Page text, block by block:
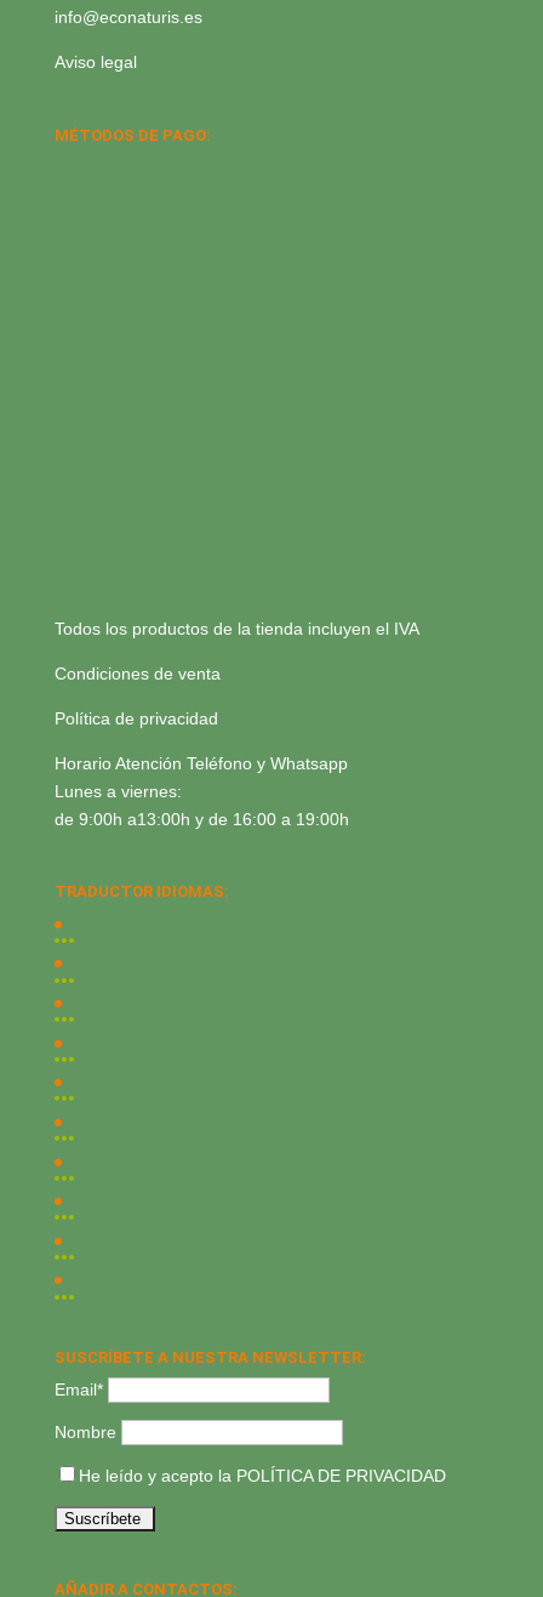
info@econaturis.es
Aviso legal
MÉTODOS DE PAGO:
Todos los productos de la tienda incluyen el IVA
Condiciones de venta
Política de privacidad
Horario Atención Teléfono y Whatsapp
Lunes a viernes:
de 9:00h a13:00h y de 16:00 a 19:00h
TRADUCTOR IDIOMAS:
SUSCRÍBETE A NUESTRA NEWSLETTER:
Email*
Nombre
He leído y acepto la POLÍTICA DE PRIVACIDAD
AÑADIR A CONTACTOS: